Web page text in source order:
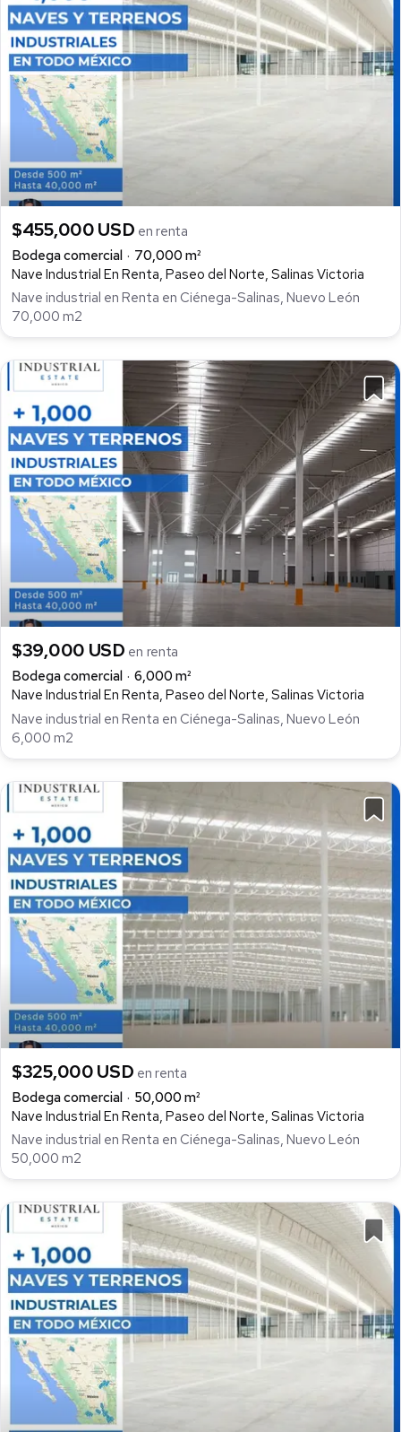
$455,000 USD en renta
Bodega comercial
70,000 m²
Nave Industrial En Renta, Paseo del Norte, Salinas Victoria
Nave industrial en Renta en Ciénega-Salinas, Nuevo León
70,000 m2
$39,000 USD en renta
Bodega comercial
6,000 m²
Nave Industrial En Renta, Paseo del Norte, Salinas Victoria
Nave industrial en Renta en Ciénega-Salinas, Nuevo León
6,000 m2
$325,000 USD en renta
Bodega comercial
50,000 m²
Nave Industrial En Renta, Paseo del Norte, Salinas Victoria
Nave industrial en Renta en Ciénega-Salinas, Nuevo León
50,000 m2